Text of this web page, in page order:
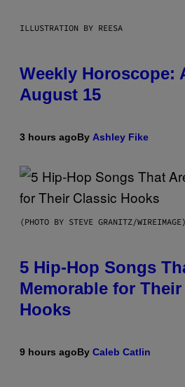
ILLUSTRATION BY REESA
Weekly Horoscope:
August 15
3 hours agoBy Ashley Fike
(PHOTO BY STEVE GRANITZ/WIREIMAGE)
5 Hip-Hop Songs
Memorable for
Hooks
9 hours agoBy Caleb Catlin